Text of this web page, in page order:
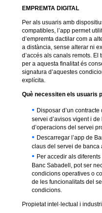
EMPREMTA DIGITAL
Per als usuaris amb
compatibles, l’app permet
d’empremta dactilar com a
a distància, sense alterar ni
d’accés als canals remots.
per a aquesta finalitat és
signatura d’aquestes
explícita.
Què necessiten els usuaris
Disposar d’un
servei d’avisos vigent i
d’operacions del servei
Descarregar l’app de
claus del servei de banca
Per accedir als
Banc Sabadell, pot ser
condicions operatives o
de les funcionalitats del
condicions.
Propietat intel·lectual i